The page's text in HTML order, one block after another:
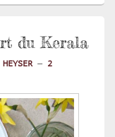
du Kerala
— 2